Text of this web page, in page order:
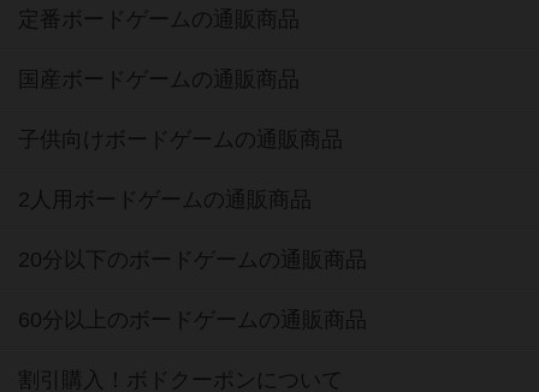
定番ボードゲームの通販商品
国産ボードゲームの通販商品
子供向けボードゲームの通販商品
2人用ボードゲームの通販商品
20分以下のボードゲームの通販商品
60分以上のボードゲームの通販商品
割引購入！ボドクーポンについて